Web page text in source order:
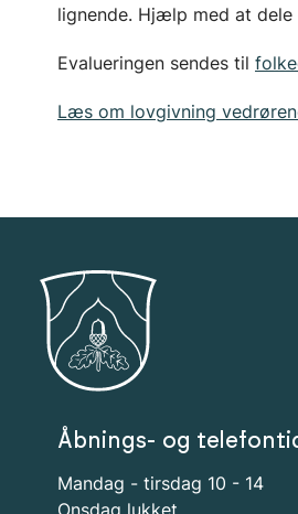
lignende. Hjælp med at
Evalueringen sendes til
Læs om lovgivning
Åbnings- og
Mandag - tirsdag 10 - 14